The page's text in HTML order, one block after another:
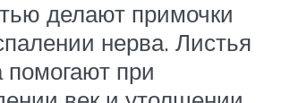
делают примочки
нерва. Листья
при